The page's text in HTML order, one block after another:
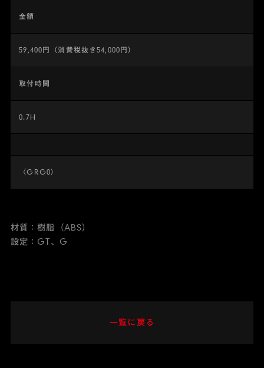
金額
59,400円（消費税抜き54,000円）
取付時間
0.7H
〈GRG0〉
材質：樹脂（ABS）
設定：GT、G
一覧に戻る